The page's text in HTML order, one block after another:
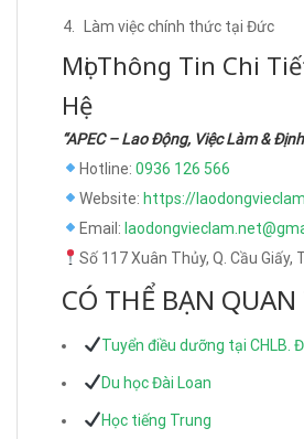
Làm việc chính thức tại Đức
Mọi Thông Tin Chi
Hệ
“APEC – Lao Động, Việc Làm &
Hotline: 0936 126 566
Website: https://
Email:
Số 117 Xuân Thủy, Q. Cầu Giấy,
CÓ THỂ BẠN QUAN
Tuyển điều dưỡng tại CHLB.
Du học Đài Loan
Học tiếng Trung